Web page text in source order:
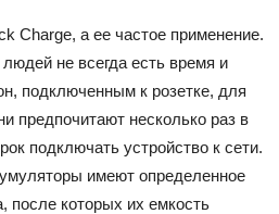
Charge, а ее частое применение.
не всегда есть время и
подключенным к розетке, для
предпочитают несколько раз в
подключать устройство к сети.
имеют определенное
после которых их емкость